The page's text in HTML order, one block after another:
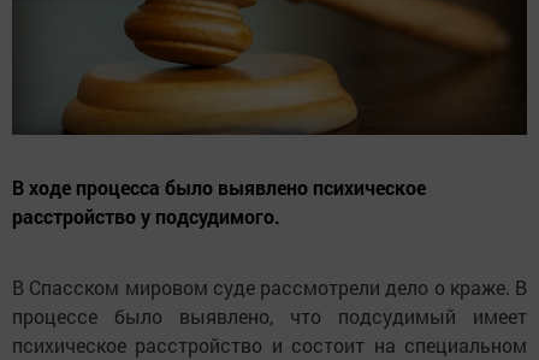
В ходе процесса было выявлено психическое
расстройство у подсудимого.
В Спасском мировом суде рассмотрели дело о краже. В
процессе было выявлено, что подсудимый имеет
психическое расстройство и состоит на специальном